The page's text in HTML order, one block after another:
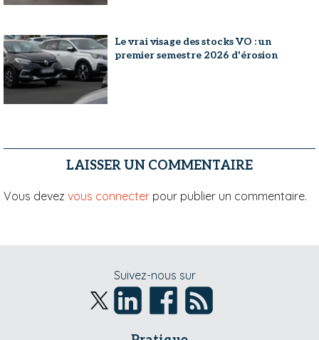
Le vrai visage des stocks VO : un
premier semestre 2026 d'érosion
LAISSER UN COMMENTAIRE
Vous devez vous connecter pour publier un commentaire.
Suivez-nous sur